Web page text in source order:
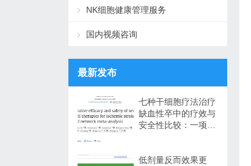
NK细胞健康管理服务
国内视频咨询
最新发布
七种干细胞疗法治疗
缺血性卒中的疗效与
安全性比较：一项网
低剂量反而效果更